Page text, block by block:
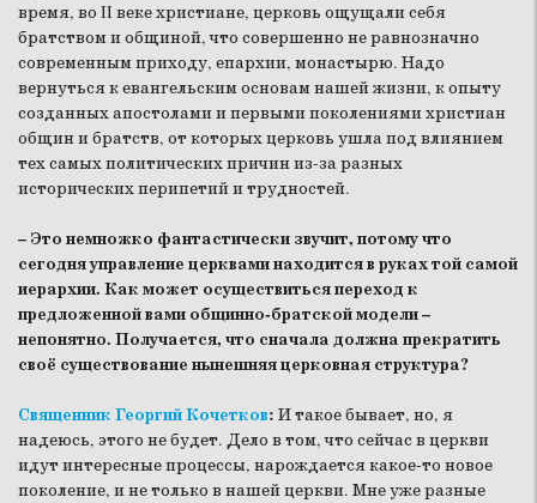
время, во II веке христиане, церковь ощущали себя
братством и общиной, что совершенно не равнозначно
современным приходу, епархии, монастырю. Надо
вернуться к евангельским основам нашей жизни, к опыту
созданных апостолами и первыми поколениями христиан
общин и братств, от которых церковь ушла под влиянием
тех самых политических причин из-за разных
исторических перипетий и трудностей.
– Это немножко фантастически звучит, потому что
сегодня управление церквами находится в руках той самой
иерархии. Как может осуществиться переход к
предложенной вами общинно-братской модели –
непонятно. Получается, что сначала должна прекратить
своё существование нынешняя церковная структура?
Священник Георгий Кочетков: И такое бывает, но, я
надеюсь, этого не будет. Дело в том, что сейчас в церкви
идут интересные процессы, нарождается какое-то новое
поколение, и не только в нашей церкви. Мне уже разные